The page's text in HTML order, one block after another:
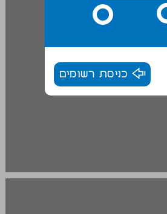
כניסת רשומים